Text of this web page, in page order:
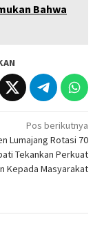
Bahwa
Pos berikutnya
Lumajang Rotasi 70
Tekankan Perkuat
Kepada Masyarakat